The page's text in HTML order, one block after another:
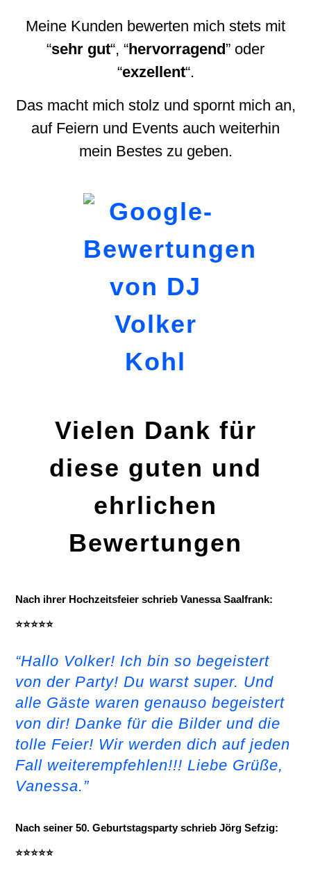
Meine Kunden bewerten mich stets mit
“sehr gut“, “hervorragend” oder
“exzellent“.
Das macht mich stolz und spornt mich an,
auf Feiern und Events auch weiterhin
mein Bestes zu geben.
Vielen Dank für
diese guten und
ehrlichen
Bewertungen
Nach ihrer Hochzeitsfeier schrieb Vanessa Saalfrank:
⭐⭐⭐⭐⭐
“Hallo Volker! Ich bin so begeistert
von der Party! Du warst super. Und
alle Gäste waren genauso begeistert
von dir! Danke für die Bilder und die
tolle Feier! Wir werden dich auf jeden
Fall weiterempfehlen!!! Liebe Grüße,
Vanessa.”
Nach seiner 50. Geburtstagsparty schrieb Jörg Sefzig:
⭐⭐⭐⭐⭐